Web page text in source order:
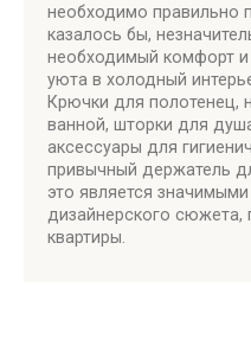
необходимо правильно
казалось бы,
необходимый комфорт
уюта в холодный
Крючки для полотенец,
ванной, шторки для
аксессуары для
привычный держатель
это является
дизайнерского сюжета,
квартиры.